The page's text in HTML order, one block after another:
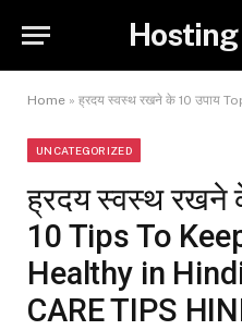
Home » ह्रदय स्वस्थ रखने के 10 उपाय Top 10 Tips To
UNCATEGORIZED
ह्रदय स्वस्थ रखने
10 Tips To
Healthy in
CARE TIPS